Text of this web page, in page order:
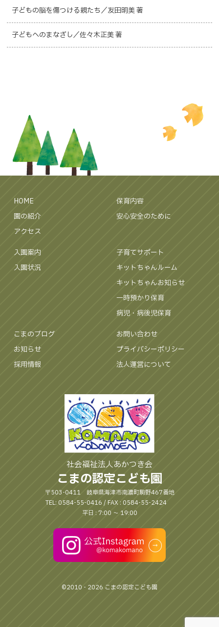
子どもの脳を傷つける親たち／友田明美 著
子どもへのまなざし／佐々木正美 著
HOME
園の紹介
アクセス
保育内容
安心安全のために
入園案内
入園状況
子育てサポート
キットちゃんルーム
キットちゃんお知らせ
一時預かり保育
病児・病後児保育
こまのブログ
お知らせ
採用情報
お問い合わせ
プライバシーポリシー
法人運営について
社会福祉法人あかつき会
こまの認定こども園
〒503-0411 岐阜県海津市南濃町駒野467番地
TEL: 0584-55-0416 / FAX : 0584-55-2424
平日 : 7:00 〜 19:00
©2010 - 2026 こまの認定こども園